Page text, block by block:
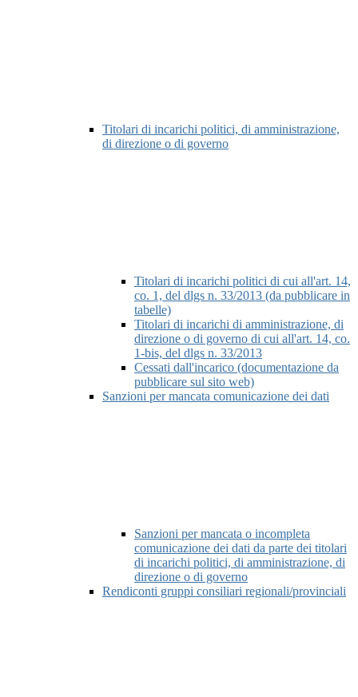
Titolari di incarichi politici, di amministrazione,
di direzione o di governo
Titolari di incarichi politici di cui all'art. 14,
co. 1, del dlgs n. 33/2013 (da pubblicare in
tabelle)
Titolari di incarichi di amministrazione, di
direzione o di governo di cui all'art. 14, co.
1-bis, del dlgs n. 33/2013
Cessati dall'incarico (documentazione da
pubblicare sul sito web)
Sanzioni per mancata comunicazione dei dati
Sanzioni per mancata o incompleta
comunicazione dei dati da parte dei titolari
di incarichi politici, di amministrazione, di
direzione o di governo
Rendiconti gruppi consiliari regionali/provinciali